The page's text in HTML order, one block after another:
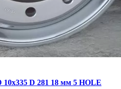
10x335 D 281 18 мм 5 HOLE